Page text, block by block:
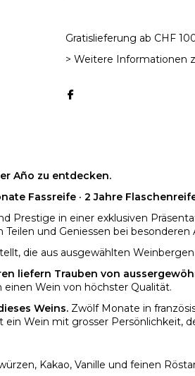
Gratislieferung ab CHF
> Weitere Informationen
Año zu entdecken.
Fassreife · 2 Jahre
Prestige in einer exklusiven
und Geniessen bei besonderen
die aus ausgewählten
liefern Trauben von
Wein von höchster Qualität.
Weins.Zwölf Monate in
Wein mit grosser Persönlichkeit,
Kakao, Vanille und feinen